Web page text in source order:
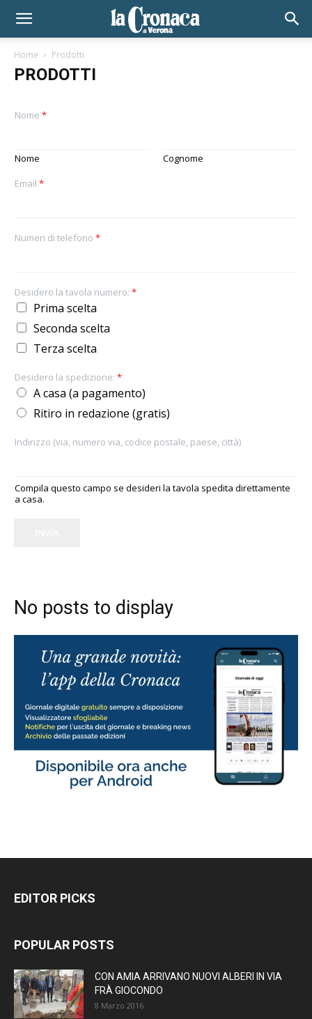
Home Prodotti
PRODOTTI
Nome *
Nome
Cognome
Email *
Numeri di telefono *
Desidero la tavola numero: *
Prima scelta
Seconda scelta
Terza scelta
Desidero la spedizione: *
A casa (a pagamento)
Ritiro in redazione (gratis)
Indirizzo (via, numero via, codice postale, paese, città)
Compila questo campo se desideri la tavola spedita direttamente
a casa.
No posts to display
EDITOR PICKS
POPULAR POSTS
CON AMIA ARRIVANO NUOVI ALBERI IN VIA
FRÀ GIOCONDO
8 Marzo 2016